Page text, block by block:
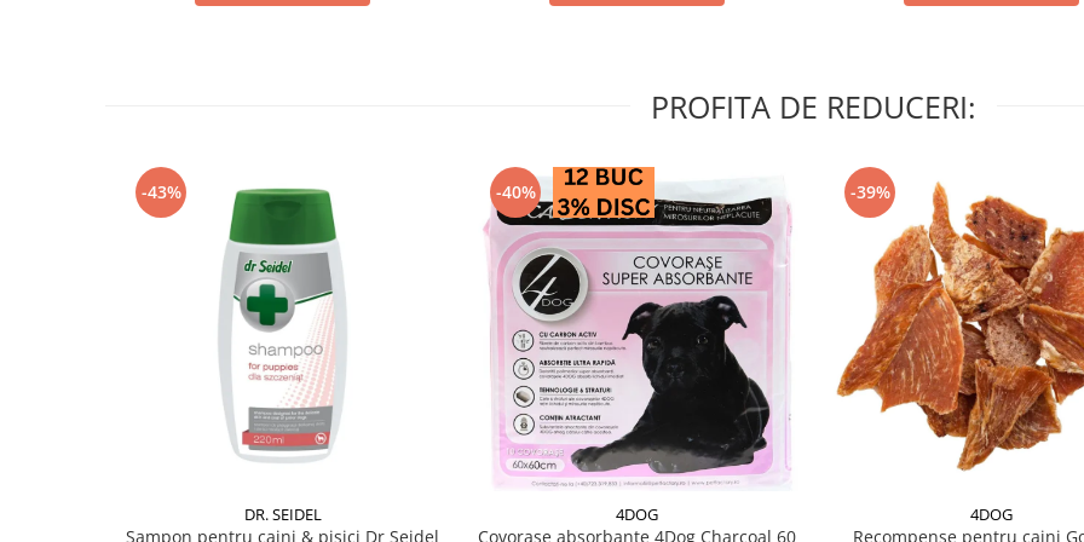
PROFITA DE REDUCERI:
-43%
DR. SEIDEL
Sampon pentru caini & pisici Dr Seidel
-40%
4DOG
Covorase absorbante 4Dog Charcoal 60
-39%
4DOG
Recompense pentru caini